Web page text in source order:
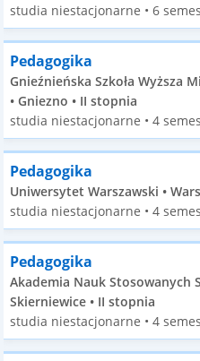
studia niestacjonarne • 6
Pedagogika
Gnieźnieńska Szkoła Wyższa
• Gniezno • II stopnia
studia niestacjonarne • 4
Pedagogika
Uniwersytet Warszawski •
studia niestacjonarne • 4
Pedagogika
Akademia Nauk Stosowanych
Skierniewice • II stopnia
studia niestacjonarne • 4